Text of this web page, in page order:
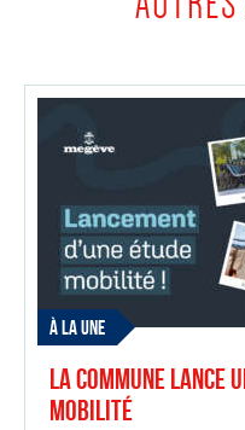
À LA UNE
La Commune lance
mobilité